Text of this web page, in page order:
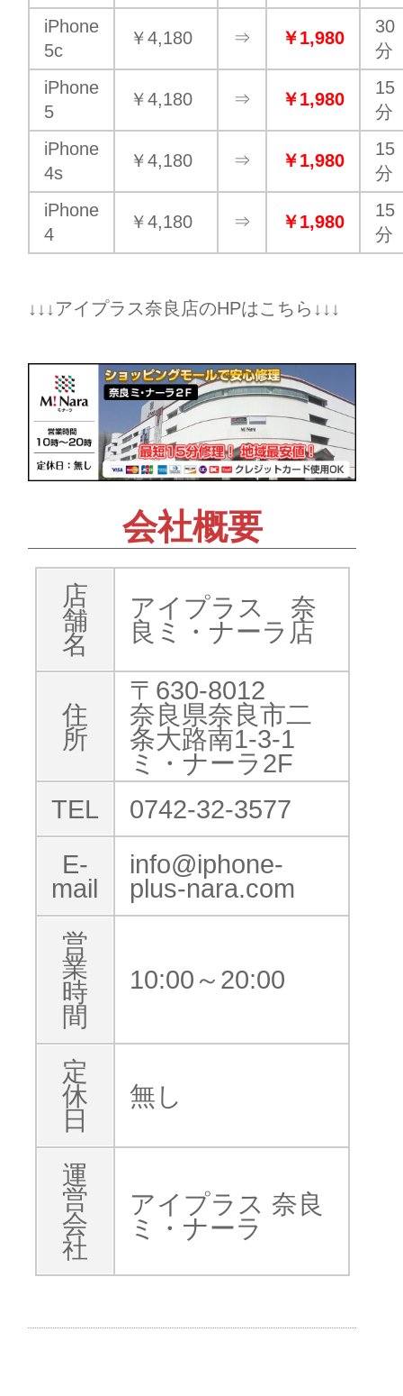
iPhone
5c
￥4,180 ⇒ ￥1,980
30
分
iPhone
5
￥4,180 ⇒ ￥1,980
15
分
iPhone
4s
￥4,180 ⇒ ￥1,980
15
分
iPhone
4
￥4,180 ⇒ ￥1,980
15
分
↓↓↓アイプラス奈良店のHPはこちら↓↓↓
会社概要
店
舗
名
アイプラス 奈
良ミ・ナーラ店
住
所
〒630-8012
奈良県奈良市二
条大路南1-3-1
ミ・ナーラ2F
TEL
0742-32-3577
E-
mail
info@iphone-
plus-nara.com
営
業
時
間
10:00～20:00
定
休
日
無し
運
営
会
社
アイプラス 奈良
ミ・ナーラ